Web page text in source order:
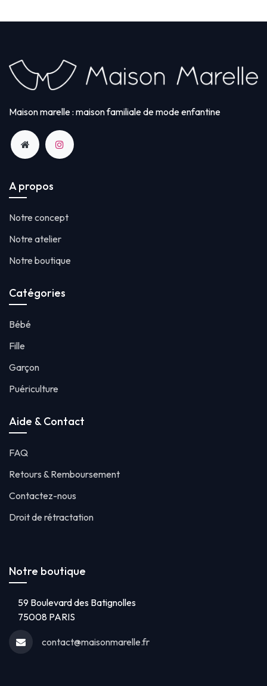
Maison marelle : maison familiale de mode enfantine
A propos
Notre concept
Notre atelier
Notre boutique
Catégories
Bébé
Fille
Garçon
Puériculture
Aide & Contact
FAQ
Retours & Remboursement
Contactez-nous
Droit de rétractation
Notre boutique
59 Boulevard des Batignolles
75008 PARIS
contact@maisonmarelle.fr